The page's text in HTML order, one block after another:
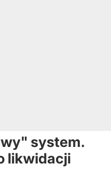
system.
likwidacji